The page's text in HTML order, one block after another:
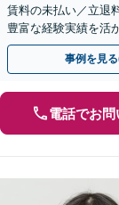
賃料の未払い／立退
豊富な経験実績を活
▶︎家賃の増額や立ち
事例を見
電話でお